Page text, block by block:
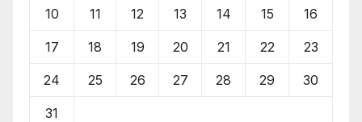
10 11 12 13 14 15 16
17 18 19 20 21 22 23
24 25 26 27 28 29 30
31